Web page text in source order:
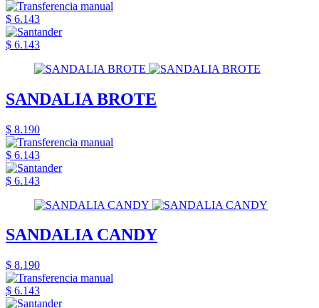
$ 6.143
$ 6.143
SANDALIA BROTE
$ 8.190
$ 6.143
$ 6.143
SANDALIA CANDY
$ 8.190
$ 6.143